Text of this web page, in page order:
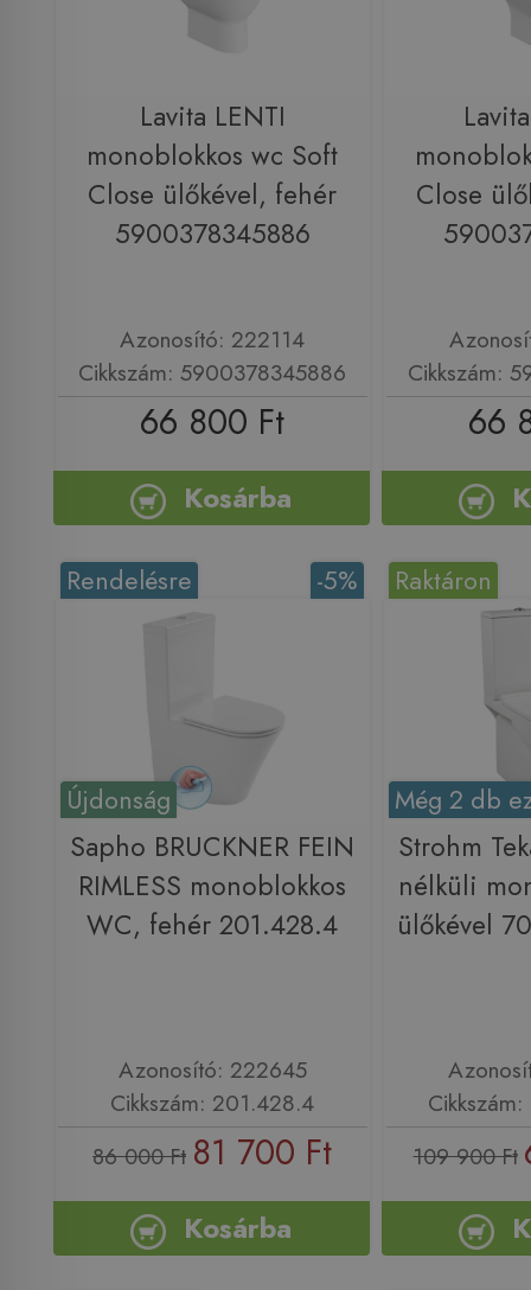
Lavita LENTI
monoblokkos wc Soft
Close ülőkével, fehér
5900378345886
Azonosító: 222114
Cikkszám: 5900378345886
66 800 Ft
Kosárba
Close
Cikkszám:
66
Újdonság
-5%
Rendelésre
Sapho BRUCKNER FEIN
RIMLESS monoblokkos
WC, fehér 201.428.4
Azonosító: 222645
Cikkszám: 201.428.4
86 000 Ft 81 700 Ft
Kosárba
Raktáron
Még 2 db
Strohm
nélküli
ülőkével
109 900 Ft